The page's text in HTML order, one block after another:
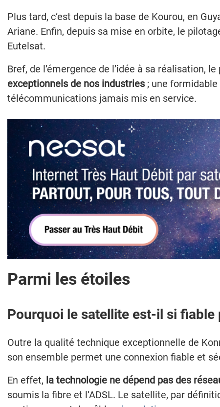
Plus tard, c’est depuis la base de Kourou, en
Ariane. Enfin, depuis sa mise en orbite, le
Eutelsat.
Bref, de l’émergence de l’idée à sa réalisation,
exceptionnels de nos industries ; une
télécommunications jamais mis en service.
Parmi les étoiles
Pourquoi le satellite est-il si fiable
Outre la qualité technique exceptionnelle de
son ensemble permet une connexion fiable et
En effet, la technologie ne dépend pas des
soumis la fibre et l’ADSL. Le satellite, par